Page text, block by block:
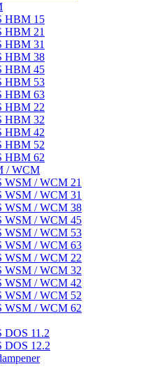
HBM 15
HBM 21
HBM 31
HBM 38
HBM 45
HBM 53
HBM 63
HBM 22
HBM 32
HBM 42
HBM 52
HBM 62
/ WCM
WSM / WCM 21
WSM / WCM 31
WSM / WCM 38
WSM / WCM 45
WSM / WCM 53
WSM / WCM 63
WSM / WCM 22
WSM / WCM 32
WSM / WCM 42
WSM / WCM 52
WSM / WCM 62
DOS 11.2
DOS 12.2